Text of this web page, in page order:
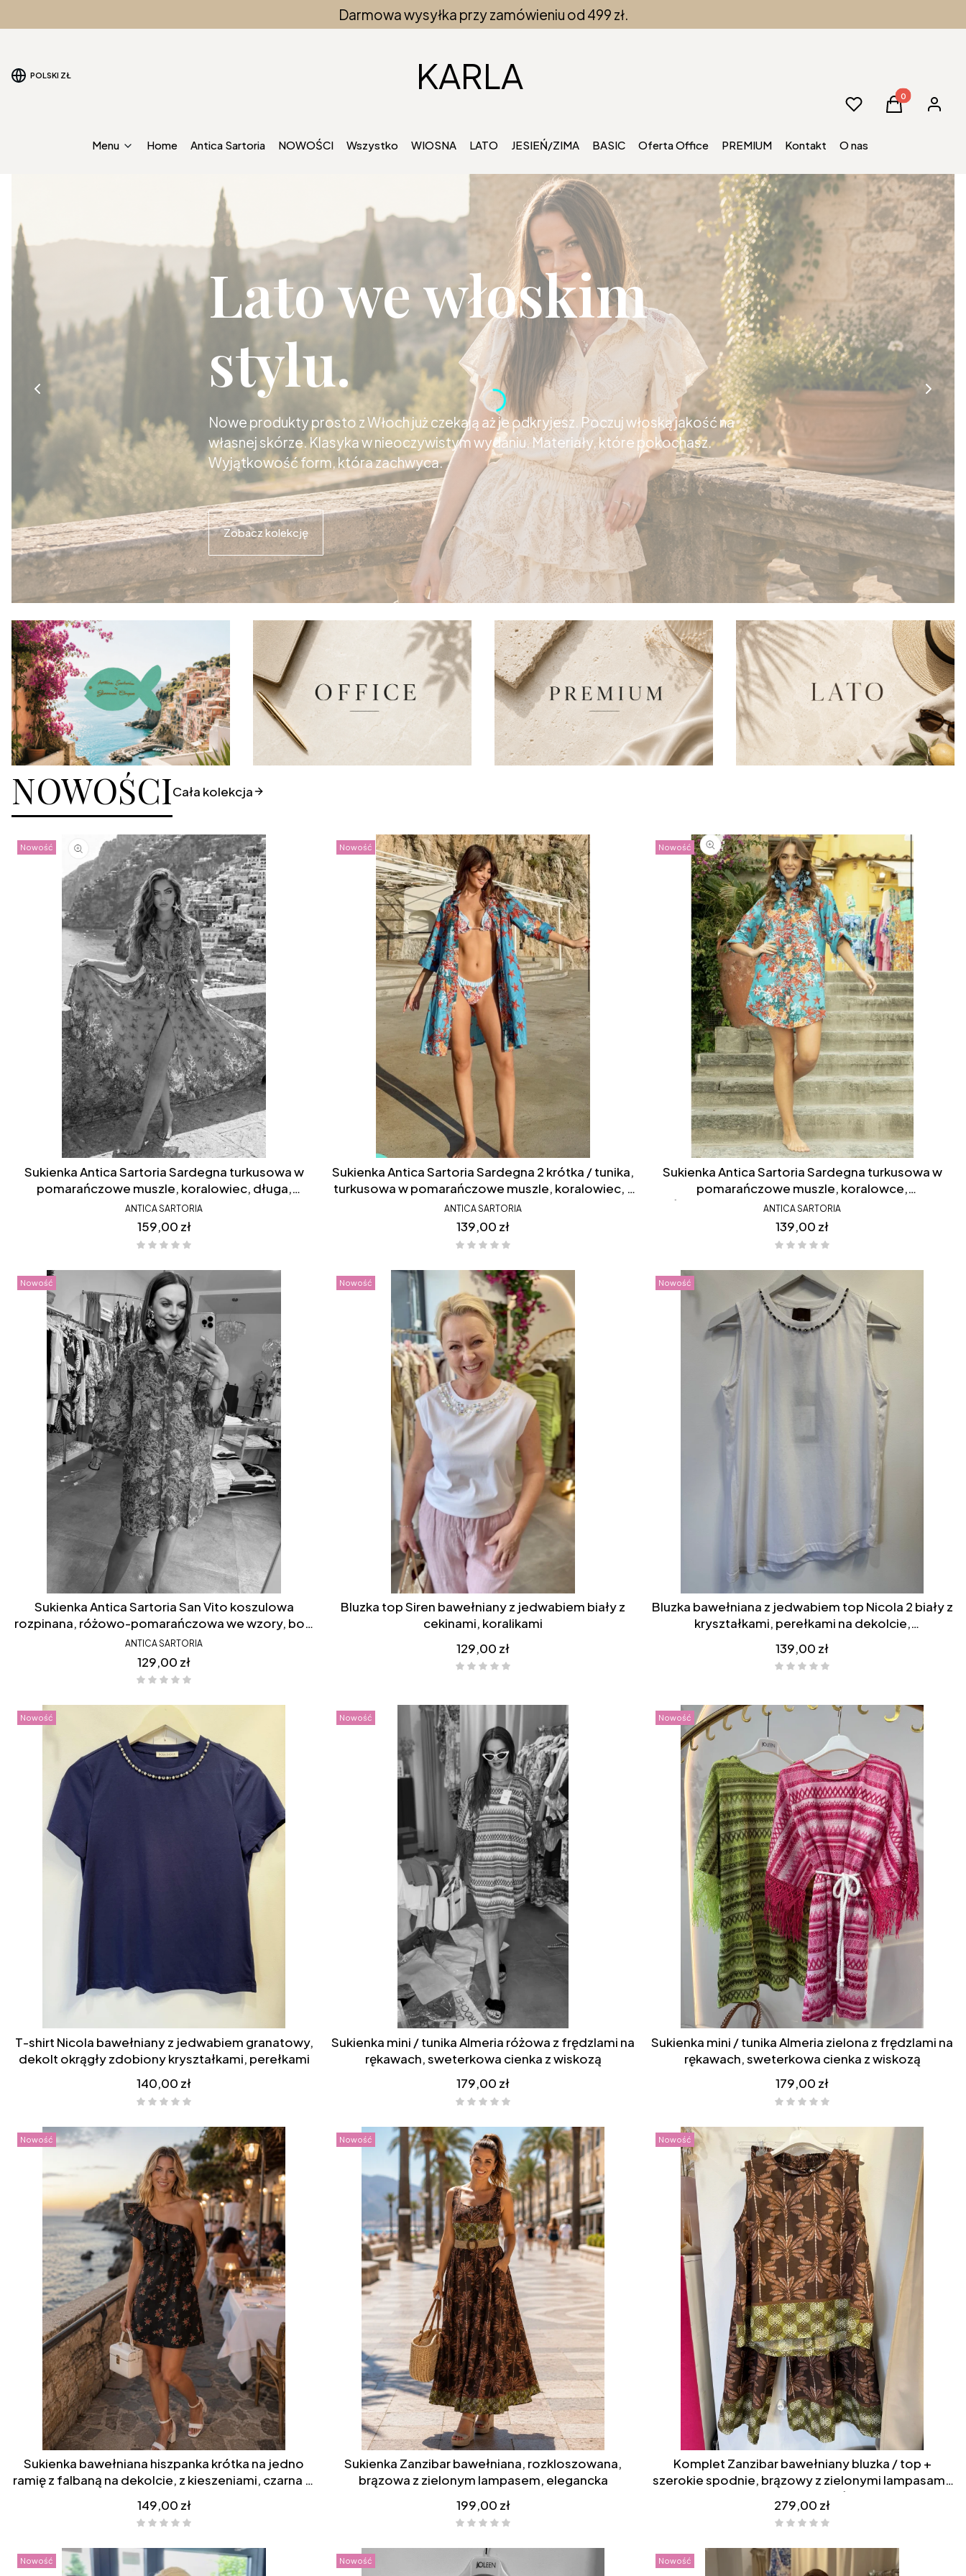
Darmowa wysyłka przy zamówieniu od 499 zł.
POLSKI ZŁ KARLA
UlubioneProdukty w
Koszyk Zaloguj
Menu Home Antica Sartoria NOWOŚCI Wszystko WIOSNA LATO JESIEŃ/ZIMA BASIC Oferta Office PREMIUM Kontakt O nas
Lato we włoskim
stylu.
Nowe produkty prosto z Włoch już czekają aż je odkryjesz. Poczuj włoską jakość na
własnej skórze. Klasyka w nieoczywistym wydaniu. Materiały, które pokochasz.
Wyjątkowość form, która zachwyca.
Zobacz kolekcję
NOWOŚCICała kolekcja
Nowość
Sukienka Antica Sartoria Sardegna turkusowa w
pomarańczowe muszle, koralowiec, długa,
koszulowa, rozpinana, bawełniana, FC083
ANTICA SARTORIA
Cena
159,00 zł
Nowość
Sukienka Antica Sartoria Sardegna 2 krótka / tunika,
turkusowa w pomarańczowe muszle, koralowiec, z
przeszyciem, drapowany dół, FC061
ANTICA SARTORIA
Cena
139,00 zł
Nowość
Sukienka Antica Sartoria Sardegna turkusowa w
pomarańczowe muszle, koralowce,
śródziemnomorska, koszulowa, krótka, boki
krótsze, rozpinana, FC076
ANTICA SARTORIA
Cena
139,00 zł
Nowość
Sukienka Antica Sartoria San Vito koszulowa
rozpinana, różowo-pomarańczowa we wzory, boki
krótsze, FC211
ANTICA SARTORIA
Cena
129,00 zł
Nowość
Bluzka top Siren bawełniany z jedwabiem biały z
cekinami, koralikami
Cena
129,00 zł
Nowość
Bluzka bawełniana z jedwabiem top Nicola 2 biały z
kryształkami, perełkami na dekolcie,
asymetryczna, bok dłuższy
Cena
139,00 zł
Nowość
T-shirt Nicola bawełniany z jedwabiem granatowy,
dekolt okrągły zdobiony kryształkami, perełkami
Cena
140,00 zł
Nowość
Sukienka mini / tunika Almeria różowa z frędzlami na
rękawach, sweterkowa cienka z wiskozą
Cena
179,00 zł
Nowość
Sukienka mini / tunika Almeria zielona z frędzlami na
rękawach, sweterkowa cienka z wiskozą
Cena
179,00 zł
Nowość
Sukienka bawełniana hiszpanka krótka na jedno
ramię z falbaną na dekolcie, z kieszeniami, czarna w
różowe kwiatki/róże
Cena
149,00 zł
Nowość
Sukienka Zanzibar bawełniana, rozkloszowana,
brązowa z zielonym lampasem, elegancka
Cena
199,00 zł
Nowość
Komplet Zanzibar bawełniany bluzka / top +
szerokie spodnie, brązowy z zielonymi lampasami,
we wzory safari liście
Cena
279,00 zł
Nowość Nowość Nowość